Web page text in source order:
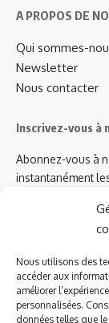
Nous utilisons des
accéder aux
améliorer
personnalisées.
données telles que
A PROPOS DE
Qui sommes-
Newsletter
Nous contacter
Inscrivez-vous
Abonnez-vous à
instantanément
Azinat.com TV